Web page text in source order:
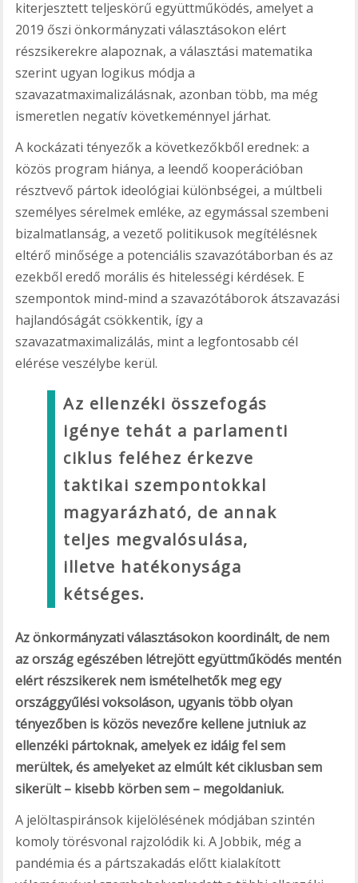
kiterjesztett teljeskörű együttműködés, amelyet a
2019 őszi önkormányzati választásokon elért
részsikerekre alapoznak, a választási matematika
szerint ugyan logikus módja a
szavazatmaximalizálásnak, azonban több, ma még
ismeretlen negatív követkeménnyel járhat.
A kockázati tényezők a következőkből erednek: a
közös program hiánya, a leendő kooperációban
résztvevő pártok ideológiai különbségei, a múltbeli
személyes sérelmek emléke, az egymással szembeni
bizalmatlanság, a vezető politikusok megítélésnek
eltérő minősége a potenciális szavazótáborban és az
ezekből eredő morális és hitelességi kérdések. E
szempontok mind-mind a szavazótáborok átszavazási
hajlandóságát csökkentik, így a
szavazatmaximalizálás, mint a legfontosabb cél
elérése veszélybe kerül.
Az ellenzéki összefogás
igénye tehát a parlamenti
ciklus feléhez érkezve
taktikai szempontokkal
magyarázható, de annak
teljes megvalósulása,
illetve hatékonysága
kétséges.
Az önkormányzati választásokon koordinált, de nem
az ország egészében létrejött együttműködés mentén
elért részsikerek nem ismételhetők meg egy
országgyűlési voksoláson, ugyanis több olyan
tényezőben is közös nevezőre kellene jutniuk az
ellenzéki pártoknak, amelyek ez idáig fel sem
merültek, és amelyeket az elmúlt két ciklusban sem
sikerült – kisebb körben sem – megoldaniuk.
A jelöltaspiránsok kijelölésének módjában szintén
komoly törésvonal rajzolódik ki. A Jobbik, még a
pandémia és a pártszakadás előtt kialakított